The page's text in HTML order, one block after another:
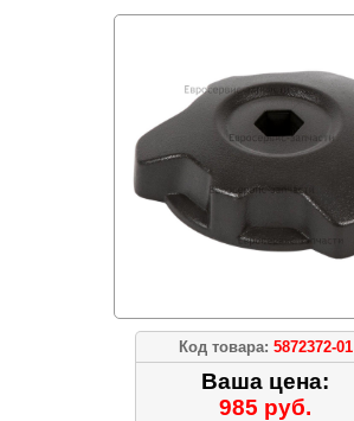
Код товара: 5872372-01
Ваша цена:
985 руб.